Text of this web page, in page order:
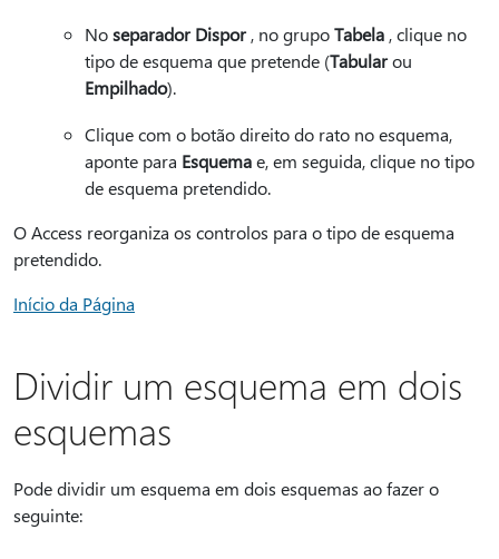
Noseparador Dispor, no grupoTabela , clique no
tipo de esquema que pretende (Tabularou
Empilhado).
Clique com o botão direito do rato no esquema,
aponte para Esquemae, em seguida, clique no tipo
de esquema pretendido.
O Access reorganiza os controlos para o tipo de esquema
pretendido.
Início da Página
Dividir um esquema em dois
esquemas
Pode dividir um esquema em dois esquemas ao fazer o
seguinte: